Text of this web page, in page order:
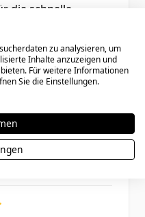
die schnelle
mir sehr gut.
Oktober 2019
auf der Haut.
zu analysieren, um
Inhalte anzuzeigen und
Für weitere Informationen
Sie die Einstellungen.